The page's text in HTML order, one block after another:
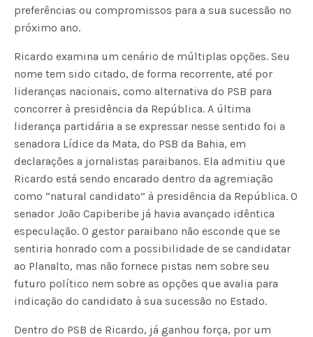
preferências ou compromissos para a sua sucessão no
próximo ano.
Ricardo examina um cenário de múltiplas opções. Seu
nome tem sido citado, de forma recorrente, até por
lideranças nacionais, como alternativa do PSB para
concorrer à presidência da República. A última
liderança partidária a se expressar nesse sentido foi a
senadora Lídice da Mata, do PSB da Bahia, em
declarações a jornalistas paraibanos. Ela admitiu que
Ricardo está sendo encarado dentro da agremiação
como “natural candidato” à presidência da República. O
senador João Capiberibe já havia avançado idêntica
especulação. O gestor paraibano não esconde que se
sentiria honrado com a possibilidade de se candidatar
ao Planalto, mas não fornece pistas nem sobre seu
futuro político nem sobre as opções que avalia para
indicação do candidato à sua sucessão no Estado.
Dentro do PSB de Ricardo, já ganhou força, por um